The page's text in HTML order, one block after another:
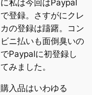
に私は今回はPaypal
で登録。さすがにクレ
カの登録は躊躇。コン
ビニ払いも面倒臭いの
でPaypalに初登録し
てみました。
購入品はいわゆる